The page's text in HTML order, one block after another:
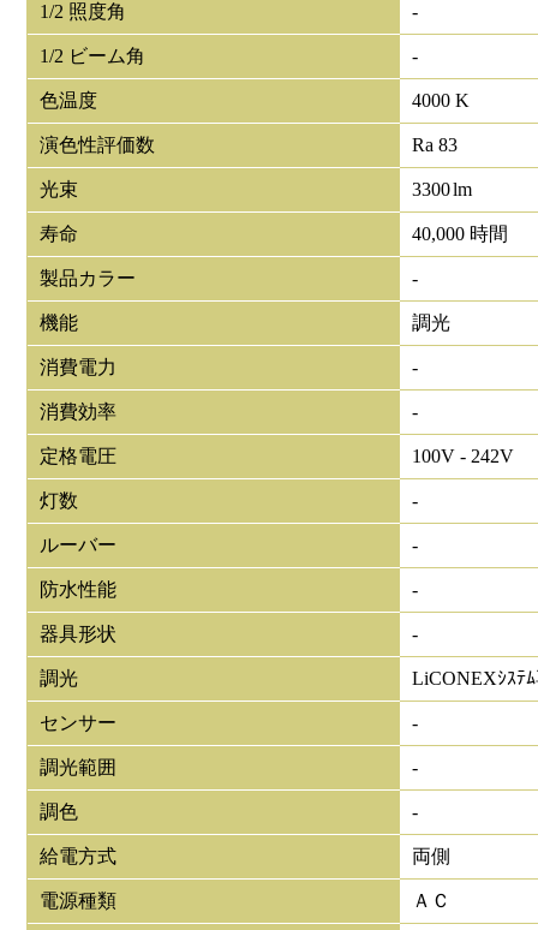
1/2 照度角 -
1/2 ビーム角 -
色温度 4000 K
演色性評価数 Ra 83
光束 3300lm
寿命 40,000 時間
製品カラー -
機能 調光
消費電力 -
消費効率 -
定格電圧 100V - 242V
灯数 -
ルーバー -
防水性能 -
器具形状 -
調光 LiCONEXｼｽﾃ
センサー -
調光範囲 -
調色 -
給電方式 両側
電源種類 ＡＣ